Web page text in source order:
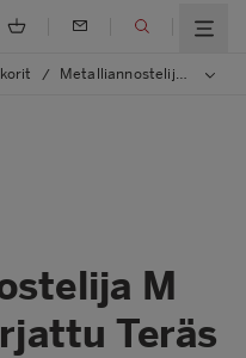
/ Metalliannostelijat ja -roskakorit
M
Teräs